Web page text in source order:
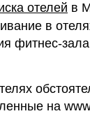
отелей в
в
фитнес-
на